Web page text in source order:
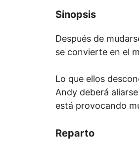
Sinopsis
Después de
se convierte en el
Lo que ellos
Andy deberá
está provocando
Reparto